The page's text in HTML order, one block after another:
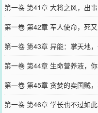
第一卷 第41章 大将之风，出
第一卷 第42章 军人使命，死
第一卷 第43章 异能：掌天地
第一卷 第44章 生命营养液，
第一卷 第45章 贪婪的卖国贼
第一卷 第46章 学长也不过如